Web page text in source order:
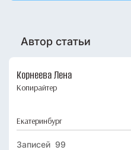
Автор статьи
Корнеева Лена
Копирайтер
Екатеринбург
Записей 99